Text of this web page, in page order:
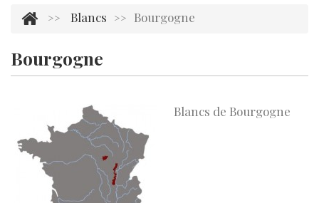
>> Blancs >> Bourgogne
Bourgogne
Blancs de Bourgogne